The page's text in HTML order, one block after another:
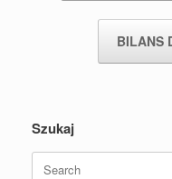
BILANS
Szukaj
Search